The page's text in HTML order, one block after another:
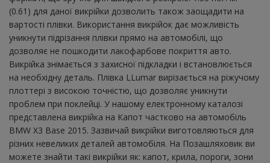
(0.61) для даної викрійки дозволить також заощадити на
вартості плівки. Використання викрійок дає можливість
уникнути підрізання плівки прямо на автомобілі, що
дозволяє не пошкодити лакофарбове покриття авто.
Викрійка знімається з захисної підкладки і встановлюється
на необхідну деталь. Плівка LLumar вирізається на ріжучому
плоттері з високою точністю, що дозволяє уникнути
проблем при поклейці. У нашому електронному каталозі
представлена ​​викрійка на Капот частково на автомобіль
BMW X3 Base 2015. Зазвичай викрійки виготовляються для
різних невеликих деталей автомобіля. На Позашляховик ви
можете знайти такі викрійки як: капот, крила, пороги, зони